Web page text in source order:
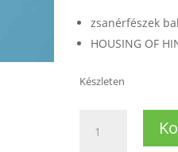
zsanérfészek
HOUSING OF
Készleten
zsanér-